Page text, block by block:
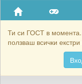
Ти си ГОСТ в момента.
ползваш всички
Приятели
Хронология на